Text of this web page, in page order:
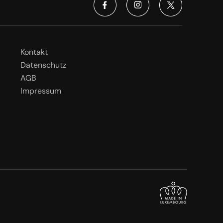
Kontakt
Datenschutz
AGB
Impressum